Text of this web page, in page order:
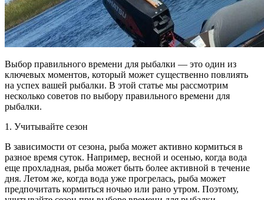
Выбор правильного времени для рыбалки — это один из
ключевых моментов, который может существенно повлиять
на успех вашей рыбалки. В этой статье мы рассмотрим
несколько советов по выбору правильного времени для
рыбалки.
1. Учитывайте сезон
В зависимости от сезона, рыба может активно кормиться в
разное время суток. Например, весной и осенью, когда вода
еще прохладная, рыба может быть более активной в течение
дня. Летом же, когда вода уже прогрелась, рыба может
предпочитать кормиться ночью или рано утром. Поэтому,